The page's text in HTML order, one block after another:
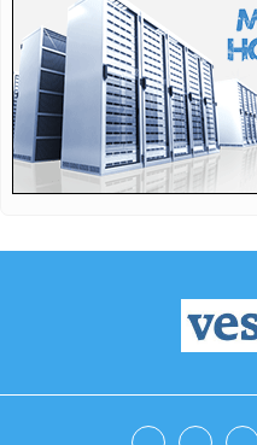
12:42:SSP: PIO fond
par...
12:41:Kancelarija za KiM:
groba Ivice ...
12:41:Linta: Pre 30
sarajevsk...
Havarije na
12:38:Oglasio se